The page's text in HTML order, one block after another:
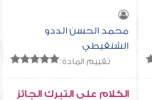
محمد الحسن الددو
الشنقيطي
تقييم المادة:
الكلام على التبرك الجائز